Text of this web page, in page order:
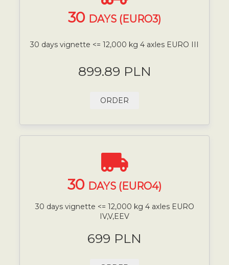
30 DAYS (EURO3)
30 days vignette <= 12,000 kg 4 axles EURO III
899.89 PLN
ORDER
30 DAYS (EURO4)
30 days vignette <= 12,000 kg 4 axles EURO
IV,V,EEV
699 PLN